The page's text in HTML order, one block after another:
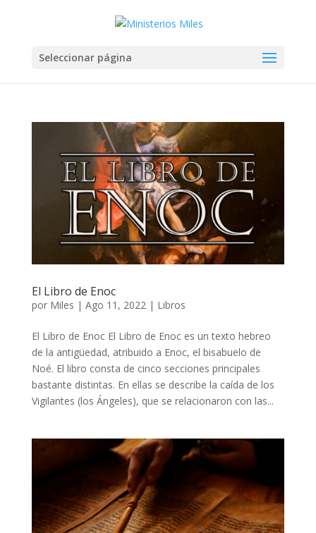
Seleccionar página
El Libro de Enoc
por Miles | Ago 11, 2022 | Libros
El Libro de Enoc El Libro de Enoc es un texto hebreo
de la antigüedad, atribuido a Enoc, el bisabuelo de
Noé. El libro consta de cinco secciones principales
bastante distintas. En ellas se describe la caída de los
Vigilantes (los Ángeles), que se relacionaron con las...